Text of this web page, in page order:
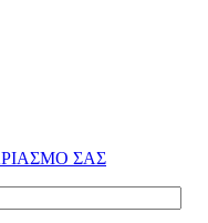
ΣΑΣ